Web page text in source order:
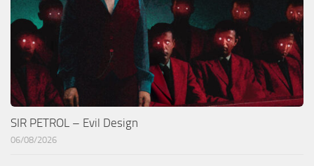
SIR PETROL – Evil Design
06/08/2026